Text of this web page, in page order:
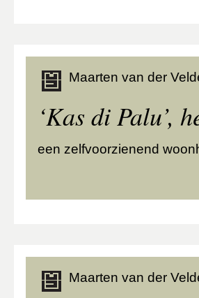
Maarten van der
‘Kas di Palu’,
een zelfvoorzienend
Maarten van der